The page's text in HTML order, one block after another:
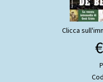
Clicca